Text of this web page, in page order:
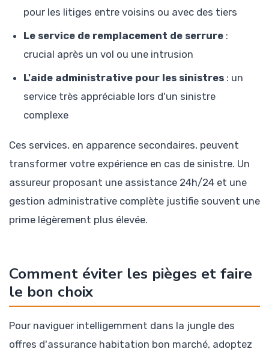
pour les litiges entre voisins ou avec des tiers
Le service de remplacement de serrure :
crucial après un vol ou une intrusion
L'aide administrative pour les sinistres : un
service très appréciable lors d'un sinistre
complexe
Ces services, en apparence secondaires, peuvent
transformer votre expérience en cas de sinistre. Un
assureur proposant une assistance 24h/24 et une
gestion administrative complète justifie souvent une
prime légèrement plus élevée.
Comment éviter les pièges et faire
le bon choix
Pour naviguer intelligemment dans la jungle des
offres d'assurance habitation bon marché, adoptez